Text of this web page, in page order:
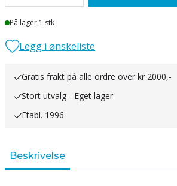
Lager
På lager 1 stk
Legg i ønskeliste
Gratis frakt på alle ordre over kr 2000,-
Stort utvalg - Eget lager
Etabl. 1996
Beskrivelse